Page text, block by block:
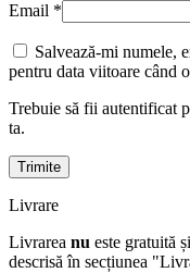
Email *
Salvează-mi numele,
pentru data viitoare când
Trebuie să fii autentificat
ta.
Livrare
Livrarea nu este gratuită
descrisă în secțiunea